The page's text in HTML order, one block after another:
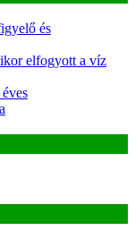
és
elfogyott a víz